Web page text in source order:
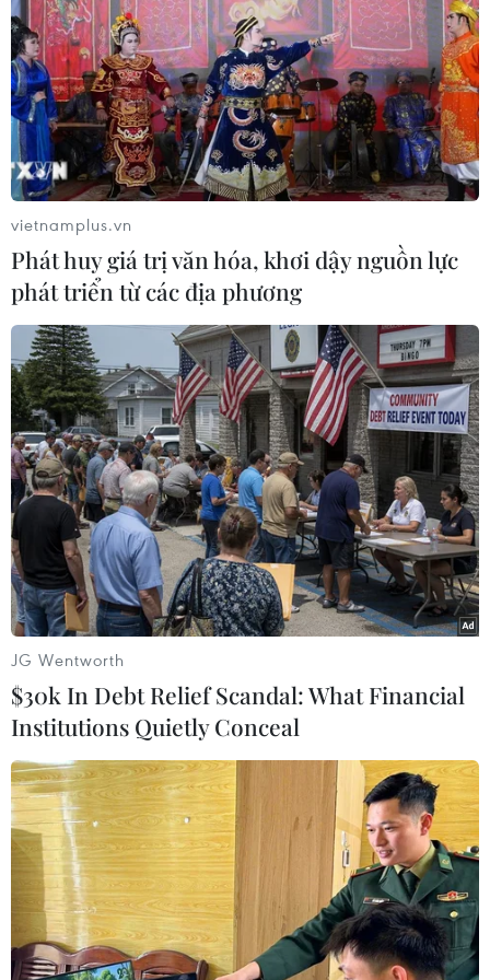
Đàm phán hạt nhân Iran đạt nhiều tín
hiệu tích cực
10/04/2014 03:13
Ngoại trưởng Iran Mohammad Javad Zarif cho biết các
bên tham gia đã nhất trí về 50-60% nội dung của bản
dự thảo thỏa thuận cuối cùng về hạt nhân Iran.
vietnamplus.vn
Phát huy giá trị văn hóa, khơi dậy nguồn lực
phát triển từ các địa phương
JG Wentworth
$30k In Debt Relief Scandal: What Financial
Institutions Quietly Conceal